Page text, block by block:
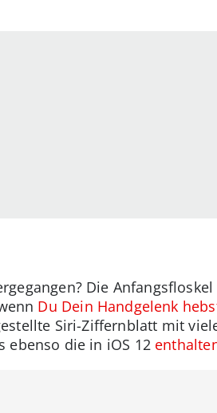
Die
Du Dein Handgelenk
Siri-Ziffernblatt mit
ebenso die in iOS 12